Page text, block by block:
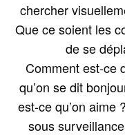
chercher
Que ce soient les
de se
Comment est-ce
qu’on se dit
est-ce qu’on aime
sous